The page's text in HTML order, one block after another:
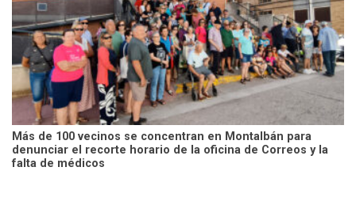
Más de 100 vecinos se concentran en Montalbán para
denunciar el recorte horario de la oficina de Correos y la
falta de médicos